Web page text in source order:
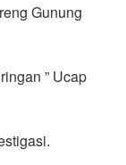
Gunung
” Ucap